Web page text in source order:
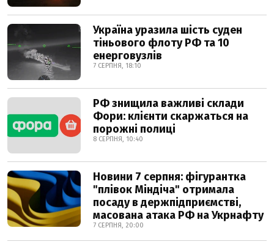
Україна уразила шість суден
тіньового флоту РФ та 10
енерговузлів
7 СЕРПНЯ, 18:10
РФ знищила важливі склади
Фори: клієнти скаржаться на
порожні полиці
8 СЕРПНЯ, 10:40
Новини 7 серпня: фігурантка
"плівок Міндіча" отримала
посаду в держпідприємстві,
масована атака РФ на Укрнафту
7 СЕРПНЯ, 20:00